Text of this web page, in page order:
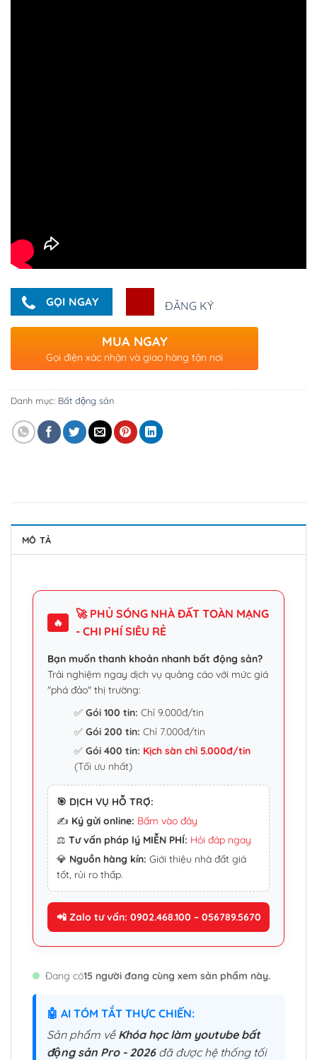
GỌI NGAY ĐĂNG KÝ
MUA NGAY
Gọi điện xác nhận và giao hàng tận nơi
Danh mục: Bất động sản
MÔ TẢ
🔥
🚀 PHỦ SÓNG NHÀ ĐẤT TOÀN MẠNG
- CHI PHÍ SIÊU RẺ
Bạn muốn thanh khoản nhanh bất động sản?
Trải nghiệm ngay dịch vụ quảng cáo với mức giá
"phá đảo" thị trường:
✅Gói 100 tin: Chỉ 9.000đ/tin
✅Gói 200 tin: Chỉ 7.000đ/tin
✅Gói 400 tin: Kịch sàn chỉ 5.000đ/tin
(Tối ưu nhất)
🎯 DỊCH VỤ HỖ TRỢ:
✍️ Ký gửi online: Bấm vào đây
⚖️ Tư vấn pháp lý MIỄN PHÍ: Hỏi đáp ngay
💎 Nguồn hàng kín: Giới thiệu nhà đất giá
tốt, rủi ro thấp.
📲 Zalo tư vấn: 0902.468.100 – 056789.5670
Đang có15 người đang cùng xem sản phẩm này.
🤖 AI TÓM TẮT THỰC CHIẾN:
Sản phẩm về Khóa học làm youtube bất
động sản Pro - 2026đã được hệ thống tối